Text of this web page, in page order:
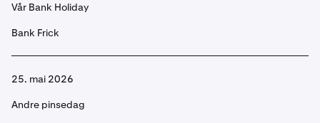
Vår Bank Holiday
Bank Frick
25. mai 2026
Andre pinsedag